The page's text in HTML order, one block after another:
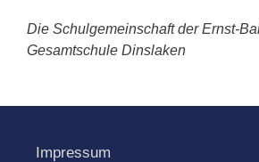
Die Schulgemeinschaft der Ernst-
Gesamtschule Dinslaken
Impressum